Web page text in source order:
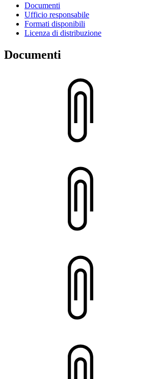
Documenti
Ufficio responsabile
Formati disponibili
Licenza di distribuzione
Documenti